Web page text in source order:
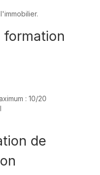
formation
: 10/20
de